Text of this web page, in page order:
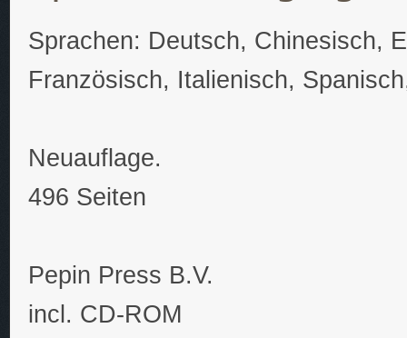
Sprachen: Deutsch, Chinesisch,
Französisch, Italienisch,
Neuauflage.
496 Seiten
Pepin Press B.V.
incl. CD-ROM